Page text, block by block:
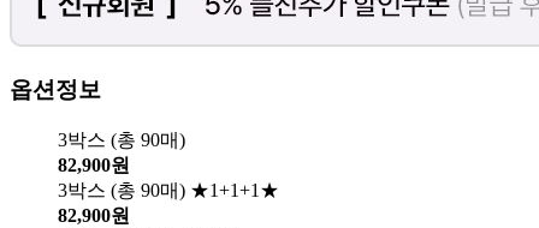
옵션정보
3박스 (총 90매)
82,900원
3박스 (총 90매) ★1+1+1★
82,900원